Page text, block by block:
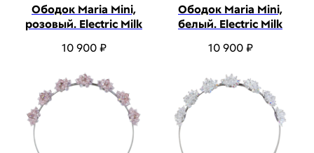
Ободок Maria Mini,
розовый. Electric Milk
10 900 ₽
Ободок Maria Mini,
белый. Electric Milk
10 900 ₽